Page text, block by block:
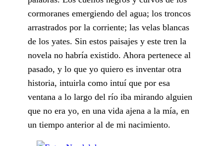
cormoranes emergiendo del agua; los troncos
arrastrados por la corriente; las velas blancas
de los yates. Sin estos paisajes y este tren la
novela no habría existido. Ahora pertenece al
pasado, y lo que yo quiero es inventar otra
historia, intuirla como intuí que por esa
ventana a lo largo del río iba mirando alguien
que no era yo, en una vida ajena a la mía, en
un tiempo anterior al de mi nacimiento.